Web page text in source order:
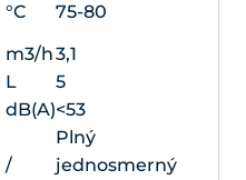
°C
75-80
m3/h3,1
L
5
dB(A)<53
/
Plný
jednosmerný